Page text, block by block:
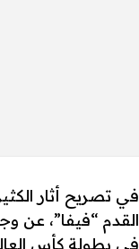
في تصريح أثار
القدم “فيفا”، عن